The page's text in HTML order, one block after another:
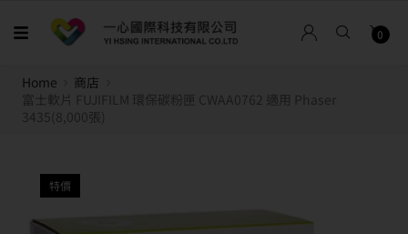
0
Home
商店
富士軟片 FUJIFILM 環保碳粉匣 CWAA0762 適用 Phaser
3435(8,000張)
特價